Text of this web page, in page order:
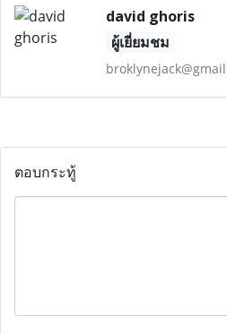
david ghoris
ผู้เยี่ยมชม
ตอบกระทู้